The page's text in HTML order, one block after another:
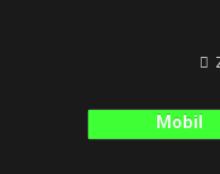
Mobil